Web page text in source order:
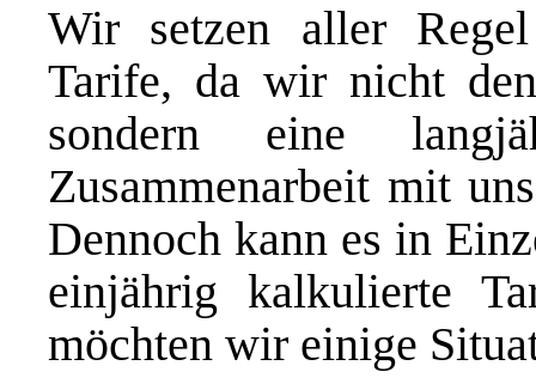
Wir setzen aller
Tarife, da wir nicht
sondern eine
Zusammenarbeit mit
Dennoch kann es in
einjährig kalkulierte
möchten wir einige